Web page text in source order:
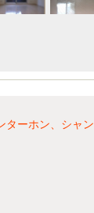
ターホン、シャン